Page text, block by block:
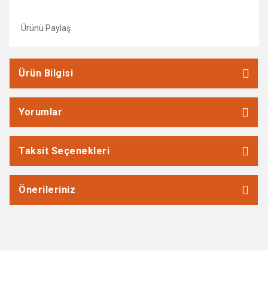
Ürünü Paylaş
Ürün Bilgisi
Yorumlar
Taksit Seçenekleri
Önerileriniz